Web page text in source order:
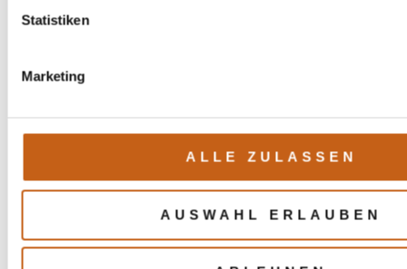
Statistiken
Marketing
ALLE ZULASSEN
AUSWAHL ERLAUBEN
VO-19